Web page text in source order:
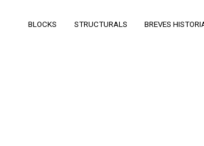
BLOCKS STRUCTURALS BREVES